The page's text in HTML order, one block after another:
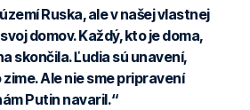
Ruska, ale v našej vlastnej
domov. Každý, kto je doma,
skončila. Ľudia sú unavení,
Ale nie sme pripravení
Putin navaril.“